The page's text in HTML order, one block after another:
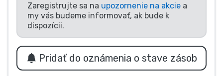
Zaregistrujte sa na upozornenie na akcie a
my vás budeme informovať, ak bude k
dispozícii.
Pridať do oznámenia o stave zásob